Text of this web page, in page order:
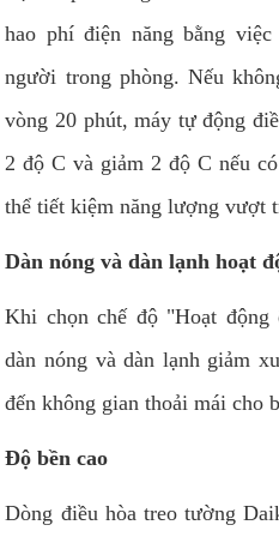
hao phí điện năng bằng
người trong phòng. Nếu
vòng 20 phút, máy tự động
2 độ C và giảm 2 độ C nếu
thể tiết kiệm năng lượng vượt
Dàn nóng và dàn lạnh hoạt
Khi chọn chế độ "Hoạt động
dàn nóng và dàn lạnh giảm
đến không gian thoải mái cho
Độ bền cao
Dòng điều hòa treo tường